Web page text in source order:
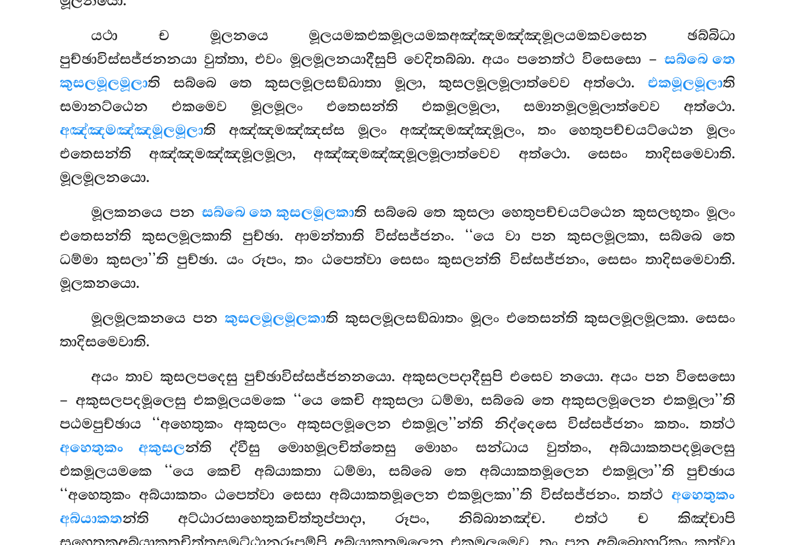
යථා ච මූලනයෙ මූලයමකඑකමූලයමකඅඤ්ඤමඤ්ඤමූලයමකවසෙන ඡබ්බිධා
පුච්ඡාවිස්සජ්ජනනයා වුත්තා, එවං මූලමූලනයාදීසුපි වෙදිතබ්බා. අයං පනෙත්ථ විසෙසො – සබ්බෙ තෙ
කුසලමූලමූලාති සබ්බෙ තෙ කුසලමූලසඞ්ඛාතා මූලා, කුසලමූලමූලාත්වෙව අත්ථො.එකමූලමූලාති
සමානට්ඨෙන එකමෙව මූලමූලං එතෙසන්ති එකමූලමූලා, සමානමූලමූලාත්වෙව අත්ථො.
අඤ්ඤමඤ්ඤමූලමූලාති අඤ්ඤමඤ්ඤස්ස මූලං අඤ්ඤමඤ්ඤමූලං, තං හෙතුපච්චයට්ඨෙන මූලං
එතෙසන්ති අඤ්ඤමඤ්ඤමූලමූලා, අඤ්ඤමඤ්ඤමූලමූලාත්වෙව අත්ථො. සෙසං තාදිසමෙවාති.
මූලමූලනයො.
මූලකනයෙ පන සබ්බෙ තෙ කුසලමූලකාති සබ්බෙ තෙ කුසලා හෙතුපච්චයට්ඨෙන කුසලභූතං මූලං
එතෙසන්ති කුසලමූලකාති පුච්ඡා. ආමන්තාති විස්සජ්ජනං. ‘‘යෙ වා පන කුසලමූලකා, සබ්බෙ තෙ
ධම්මා කුසලා’’ති පුච්ඡා. යං රූපං, තං ඨපෙත්වා සෙසං කුසලන්ති විස්සජ්ජනං, සෙසං තාදිසමෙවාති.
මූලකනයො.
මූලමූලකනයෙ පන කුසලමූලමූලකාති කුසලමූලසඞ්ඛාතං මූලං එතෙසන්ති කුසලමූලමූලකා. සෙසං
තාදිසමෙවාති.
අයං තාව කුසලපදෙසු පුච්ඡාවිස්සජ්ජනනයො. අකුසලපදාදීසුපි එසෙව නයො. අයං පන විසෙසො
– අකුසලපදමූලෙසු එකමූලයමකෙ ‘‘යෙ කෙචි අකුසලා ධම්මා, සබ්බෙ තෙ අකුසලමූලෙන එකමූලා’’ති
පඨමපුච්ඡාය ‘‘අහෙතුකං අකුසලං අකුසලමූලෙන එකමූල’’න්ති නිද්දෙසෙ විස්සජ්ජනං කතං. තත්ථ
අහෙතුකං අකුසලන්ති ද්වීසු මොහමූලචිත්තෙසු මොහං සන්ධාය වුත්තං, අබ්යාකතපදමූලෙසු
එකමූලයමකෙ ‘‘යෙ කෙචි අබ්යාකතා ධම්මා, සබ්බෙ තෙ අබ්යාකතමූලෙන එකමූලා’’ති පුච්ඡාය
‘‘අහෙතුකං අබ්යාකතං ඨපෙත්වා සෙසා අබ්යාකතමූලෙන එකමූලකා’’ති විස්සජ්ජනං. තත්ථ අහෙතුකං
අබ්යාකතන්ති අට්ඨාරසාහෙතුකචිත්තුප්පාදා, රූපං, නිබ්බානඤ්ච. එත්ථ ච කිඤ්චාපි